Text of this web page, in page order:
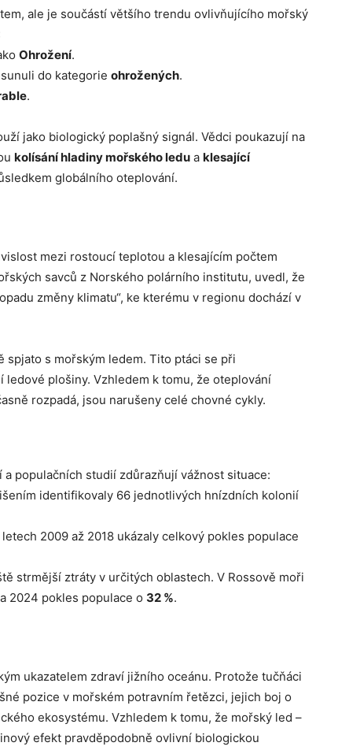
ale je součástí většího trendu ovlivňujícího mořský
Ohrožení.
do kategorie ohrožených.
.
jako biologický poplašný signál. Vědci poukazují na
kolísání hladiny mořského ledu a klesající
globálního oteplování.
mezi rostoucí teplotou a klesajícím počtem
savců z Norského polárního institutu, uvedl, že
změny klimatu“, ke kterému v regionu dochází v
s mořským ledem. Tito ptáci se při
plošiny. Vzhledem k tomu, že oteplování
rozpadá, jsou narušeny celé chovné cykly.
populačních studií zdůrazňují vážnost situace:
identifikovaly 66 jednotlivých hnízdních kolonií
2009 až 2018 ukázaly celkový pokles populace
strmější ztráty v určitých oblastech. V Rossově moři
2024 pokles populace o 32 %.
ukazatelem zdraví jižního oceánu. Protože tučňáci
pozice v mořském potravním řetězci, jejich boj o
ekosystému. Vzhledem k tomu, že mořský led –
efekt pravděpodobně ovlivní biologickou